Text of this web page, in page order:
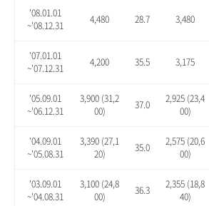
'08.01.01
~'08.12.31
4,480 28.7 3,480
'07.01.01
~'07.12.31
4,200 35.5 3,175
'05.09.01
~'06.12.31
3,900 (31,2
00)
37.0
2,925 (23,4
00)
'04.09.01
~'05.08.31
3,390 (27,1
20)
35.0
2,575 (20,6
00)
'03.09.01
~'04.08.31
3,100 (24,8
00)
36.3
2,355 (18,8
40)